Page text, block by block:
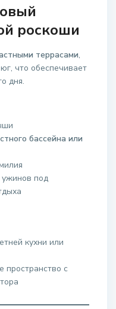
роскоши
террасами,
что обеспечивает
дня.
бассейна или
под
кухни или
пространство с